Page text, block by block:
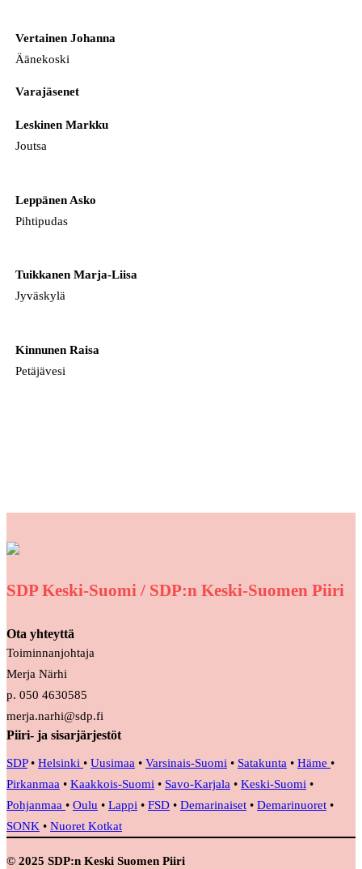
Vertainen Johanna
Äänekoski
Varajäsenet
Leskinen Markku
Joutsa
Leppänen Asko
Pihtipudas
Tuikkanen Marja-Liisa
Jyväskylä
Kinnunen Raisa
Petäjävesi
SDP Keski-Suomi / SDP:n Keski-Suomen Piiri
Ota yhteyttä
Toiminnanjohtaja
Merja Närhi
p. 050 4630585
merja.narhi@sdp.fi
Piiri- ja sisarjärjestöt
SDP• Helsinki • Uusimaa • Varsinais-Suomi • Satakunta • Häme •
Pirkanmaa • Kaakkois-Suomi • Savo-Karjala • Keski-Suomi •
Pohjanmaa • Oulu • Lappi • FSD • Demarinaiset • Demarinuoret •
SONK • Nuoret Kotkat
© 2025 SDP:n Keski Suomen Piiri